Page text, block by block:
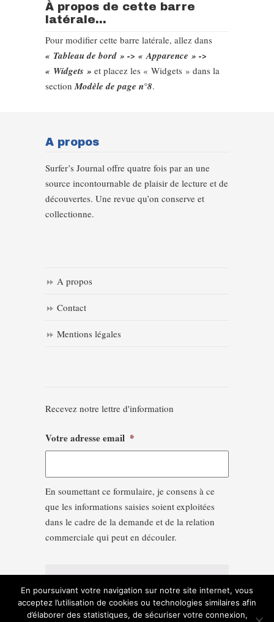
À propos de cette barre
latérale...
Pour modifier cette barre latérale, allez dans
« Tableau de bord » -> « Apparence » ->
« Widgets » et placez les « Widgets » dans la
sectionModèle de page n°8.
A propos
Surfer’s Journal offre quatre fois par an une
source incontournable de plaisir de lecture et de
découvertes. Une revue qu’on conserve et
collectionne.
A propos
Contact
Mentions légales
Recevez notre lettre d'information
Votre adresse email *
En soumettant ce formulaire, je consens à ce
que les informations saisies soient exploitées
dans le cadre de la demande et de la relation
commerciale qui peut en découler.
En poursuivant votre navigation sur notre site internet, vous
acceptez l’utilisation de cookies ou technologies similaires afin
d’élaborer des statistiques, de sécuriser votre connexion,